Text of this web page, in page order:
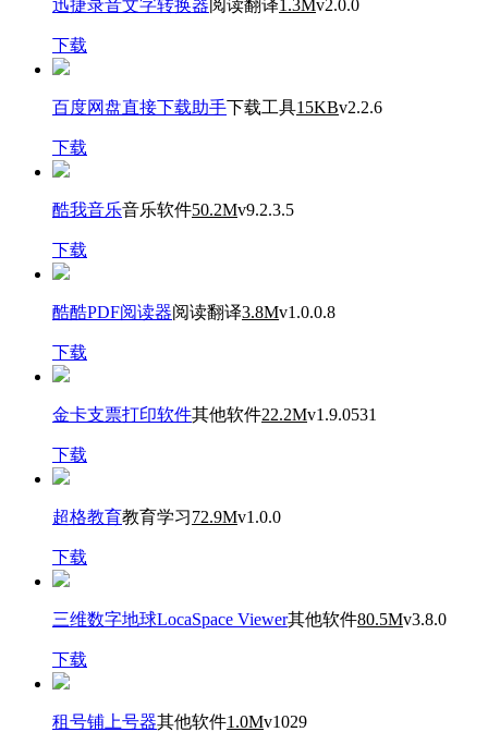
迅捷录音文字转换器 阅读翻译1.3Mv2.0.0
下载
百度网盘直接下载助手下载工具15KBv2.2.6
下载
酷我音乐音乐软件50.2Mv9.2.3.5
下载
酷酷PDF阅读器阅读翻译3.8Mv1.0.0.8
下载
金卡支票打印软件其他软件22.2Mv1.9.0531
下载
超格教育教育学习72.9Mv1.0.0
下载
三维数字地球LocaSpace Viewer其他软件80.5Mv3.8.0
下载
租号铺上号器其他软件1.0Mv1029